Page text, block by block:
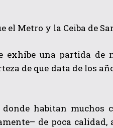
el Metro y la Ceiba de
exhibe una partida de
de que data de los
habitan muchos
de poca